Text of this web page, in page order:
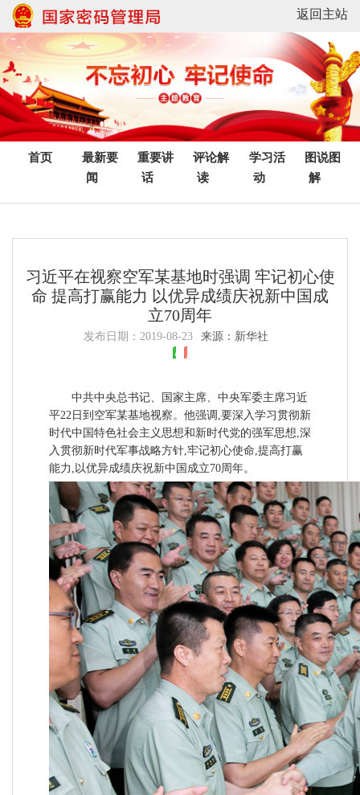
返回主站
首页
最新要
闻
重要讲
话
评论解
读
学习活
动
图说图
解
习近平在视察空军某基地时强调 牢记初心使
命 提高打赢能力 以优异成绩庆祝新中国成
立70周年
发布日期： 2019-08-23 来源：新华社
中共中央总书记、国家主席、中央军委主席习近
平22日到空军某基地视察。他强调,要深入学习贯彻新
时代中国特色社会主义思想和新时代党的强军思想,深
入贯彻新时代军事战略方针,牢记初心使命,提高打赢
能力,以优异成绩庆祝新中国成立70周年。